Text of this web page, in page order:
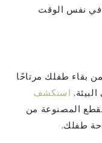
في نفس الوقت
بقاء طفلك مرتاحًا
استكشف
المصنوعة من
طفلك.